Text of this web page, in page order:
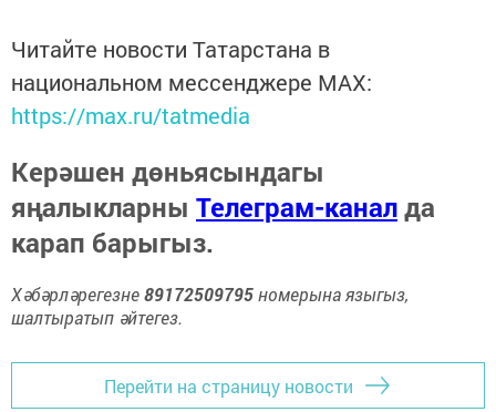
Читайте новости Татарстана в
национальном мессенджере MАХ:
https://max.ru/tatmedia
Керәшен дөньясындагы
яңалыкларны Телеграм-каналда
карап барыгыз.
Хәбәрләрегезне89172509795номерына языгыз,
шалтыратып әйтегез.
Перейти на страницу новости